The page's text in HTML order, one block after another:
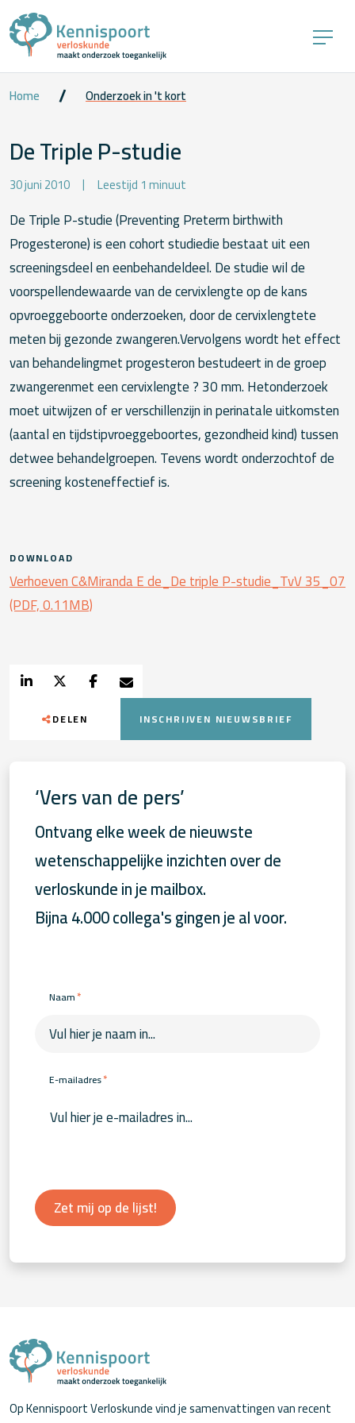
Home Onderzoek in 't kort
De Triple P-studie
30 juni 2010 Leestijd 1 minuut
De Triple P-studie (Preventing Preterm birthwith
Progesterone) is een cohort studiedie bestaat uit een
screeningsdeel en eenbehandeldeel. De studie wil de
voorspellendewaarde van de cervixlengte op de kans
opvroeggeboorte onderzoeken, door de cervixlengtete
meten bij gezonde zwangeren.Vervolgens wordt het effect
van behandelingmet progesteron bestudeert in de groep
zwangerenmet een cervixlengte ? 30 mm. Hetonderzoek
moet uitwijzen of er verschillenzijn in perinatale uitkomsten
(aantal en tijdstipvroeggeboortes, gezondheid kind) tussen
detwee behandelgroepen. Tevens wordt onderzochtof de
screening kosteneffectief is.
DOWNLOAD
Verhoeven C&Miranda E de_De triple P-studie_TvV 35_07
(PDF, 0.11MB)
DELEN INSCHRIJVEN NIEUWSBRIEF
‘Vers van de pers’
Ontvang elke week de nieuwste
wetenschappelijke inzichten over de
verloskunde in je mailbox.
Bijna 4.000 collega's gingen je al voor.
Naam*
E-mailadres*
Zet mij op de lijst!
Op Kennispoort Verloskunde vind je samenvattingen van recent